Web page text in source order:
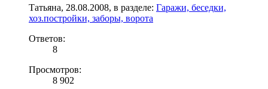
Татьяна, 28.08.2008, в разделе: Гаражи, беседки,
хоз.постройки, заборы, ворота
Ответов:
8
Просмотров:
8 902